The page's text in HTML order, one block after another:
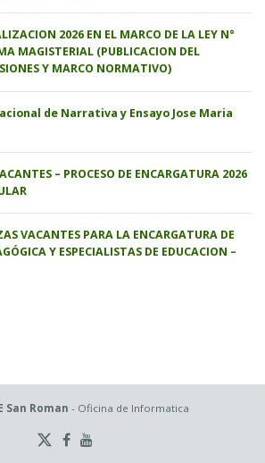
2026 EN EL MARCO DE LA LEY N°
MAGISTERIAL (PUBLICACION DEL
Y MARCO NORMATIVO)
de Narrativa y Ensayo Jose Maria
– PROCESO DE ENCARGATURA 2026
VACANTES PARA LA ENCARGATURA DE
Y ESPECIALISTAS DE EDUCACION –
San Roman - Oficina de Informatica